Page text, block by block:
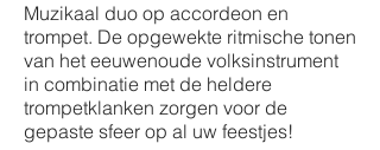
Muzikaal duo op accordeon en
trompet. De opgewekte ritmische tonen
van het eeuwenoude volksinstrument
in combinatie met de heldere
trompetklanken zorgen voor de
gepaste sfeer op al uw feestjes!